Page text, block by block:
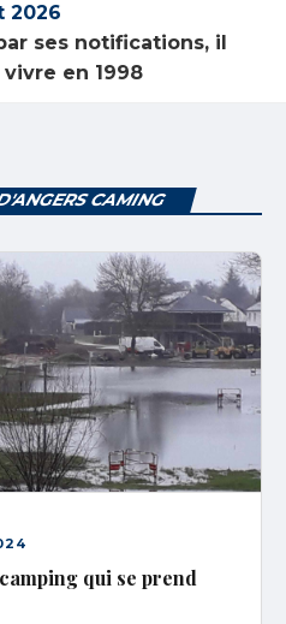
2026
ses notifications, il
en 1998
CAMING
qui se prend